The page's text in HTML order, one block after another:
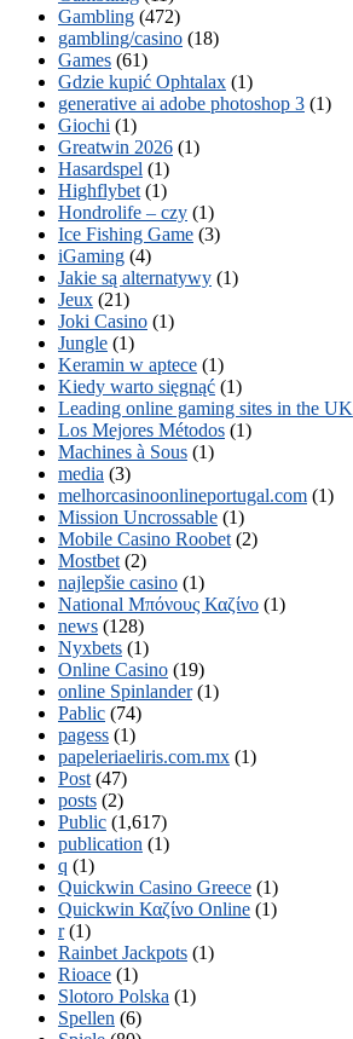
Gambling (472)
gambling/casino (18)
Games (61)
Gdzie kupić Ophtalax (1)
generative ai adobe photoshop 3 (1)
Giochi (1)
Greatwin 2026 (1)
Hasardspel (1)
Highflybet (1)
Hondrolife – czy (1)
Ice Fishing Game (3)
iGaming (4)
Jakie są alternatywy (1)
Jeux (21)
Joki Casino (1)
Jungle (1)
Keramin w aptece (1)
Kiedy warto sięgnąć (1)
Leading online gaming sites in the UK
Los Mejores Métodos (1)
Machines à Sous (1)
media (3)
melhorcasinoonlineportugal.com (1)
Mission Uncrossable (1)
Mobile Casino Roobet (2)
Mostbet (2)
najlepšie casino (1)
National Μπόνους Καζίνο (1)
news (128)
Nyxbets (1)
Online Casino (19)
online Spinlander (1)
Pablic (74)
pagess (1)
papeleriaeliris.com.mx (1)
Post (47)
posts (2)
Public (1,617)
publication (1)
q (1)
Quickwin Casino Greece (1)
Quickwin Καζίνο Online (1)
r (1)
Rainbet Jackpots (1)
Rioace (1)
Slotoro Polska (1)
Spellen (6)